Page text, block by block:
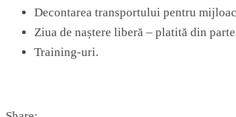
Decontarea transportului pentru
Ziua de naștere liberă – platită din
Training-uri.